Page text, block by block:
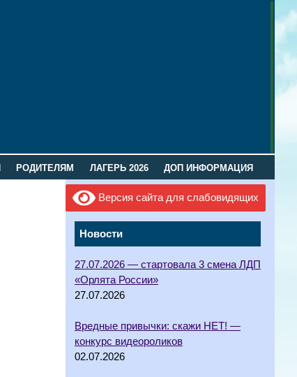
РОДИТЕЛЯМ ЛАГЕРЬ 2026 ДОП ИНФОРМАЦИЯ
Версия сайта для слабовидящих
Новости
27.07.2026 — стартовала 3 смена ЛДП
«Орлята России»
27.07.2026
Вредные привычки: скажи НЕТ! —
конкурс видеороликов
02.07.2026